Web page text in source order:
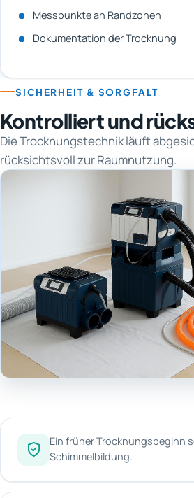
Messpunkte an Randzonen
Dokumentation der Trocknung
SICHERHEIT & SORGFALT
Kontrolliert und
Die Trocknungstechnik läuft
rücksichtsvoll zur Raumnutzung.
Ein früher Trocknungsbeginn
Schimmelbildung.